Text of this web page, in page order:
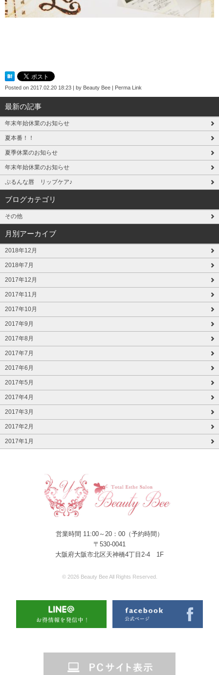
Posted on 2017.02.20 18:23 by Beauty Bee Perma Link
最新の記事
年末年始休業のお知らせ
夏本番！！
夏季休業のお知らせ
年末年始休業のお知らせ
ぷるんな唇 リップケア♪
ブログカテゴリ
その他
月別アーカイブ
2018年12月
2018年7月
2017年12月
2017年11月
2017年10月
2017年9月
2017年8月
2017年7月
2017年6月
2017年5月
2017年4月
2017年3月
2017年2月
2017年1月
営業時間 11:00～20：00（予約時間）
〒530-0041
大阪府大阪市北区天神橋4丁目2-4 1F
© 2026 Beauty Bee All Rights Reserved.